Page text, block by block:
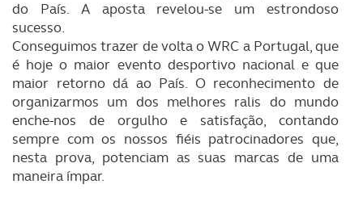
do País. A aposta revelou-se um estrondoso
sucesso.
Conseguimos trazer de volta o WRC a Portugal, que
é hoje o maior evento desportivo nacional e que
maior retorno dá ao País. O reconhecimento de
organizarmos um dos melhores ralis do mundo
enche-nos de orgulho e satisfação, contando
sempre com os nossos fiéis patrocinadores que,
nesta prova, potenciam as suas marcas de uma
maneira ímpar.